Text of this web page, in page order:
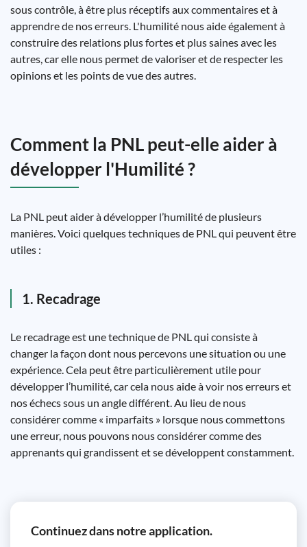
sous contrôle, à être plus réceptifs aux commentaires et à
apprendre de nos erreurs. L'humilité nous aide également à
construire des relations plus fortes et plus saines avec les
autres, car elle nous permet de valoriser et de respecter les
opinions et les points de vue des autres.
Comment la PNL peut-elle aider à
développer l'Humilité ?
La PNL peut aider à développer l’humilité de plusieurs
manières. Voici quelques techniques de PNL qui peuvent être
utiles :
1. Recadrage
Le recadrage est une technique de PNL qui consiste à
changer la façon dont nous percevons une situation ou une
expérience. Cela peut être particulièrement utile pour
développer l’humilité, car cela nous aide à voir nos erreurs et
nos échecs sous un angle différent. Au lieu de nous
considérer comme « imparfaits » lorsque nous commettons
une erreur, nous pouvons nous considérer comme des
apprenants qui grandissent et se développent constamment.
Continuez dans notre application.